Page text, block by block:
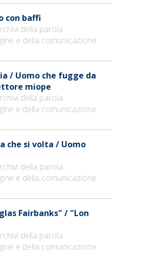
con baffi
della parola
e della comunicazione
/ Uomo che fugge da
miope
della parola
e della comunicazione
che si volta / Uomo
della parola
e della comunicazione
Fairbanks" / "Lon
della parola
e della comunicazione